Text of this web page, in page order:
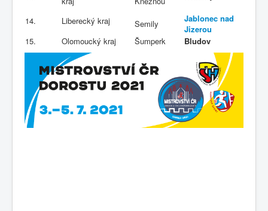
14. Liberecký kraj Semily
Jablonec nad
Jizerou
15.
Olomoucký kraj Šumperk Bludov